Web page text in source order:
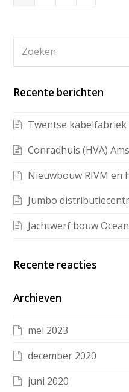
Recente berichten
Twentse kabelfabriek
Conradhuis (HVA)
Nieuwbouw RIVM en
Jumbo
Jachtwerf bouw
Recente reacties
Archieven
mei 2023
december 2020
juni 2020